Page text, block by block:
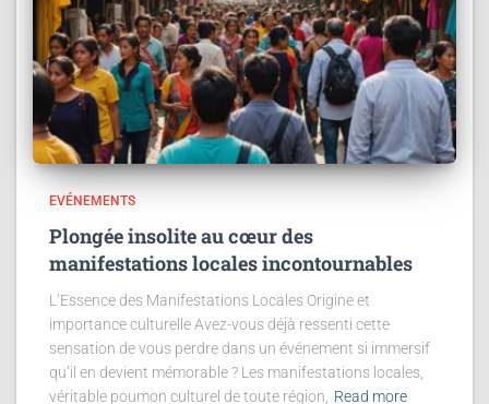
EVÉNEMENTS
Plongée insolite au cœur des
manifestations locales incontournables
L’Essence des Manifestations Locales Origine et
importance culturelle Avez-vous déjà ressenti cette
sensation de vous perdre dans un événement si immersif
qu’il en devient mémorable ? Les manifestations locales,
véritable poumon culturel de toute région,
Read more